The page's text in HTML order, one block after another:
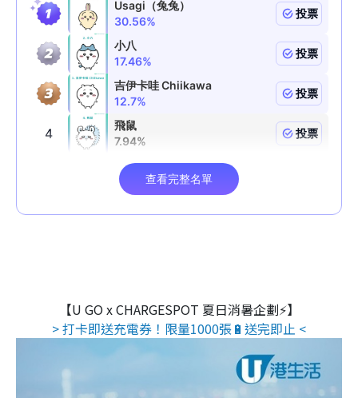
【U GO x CHARGESPOT 夏日消暑企劃⚡】
> 打卡即送充電券！限量1000張🔋送完即止 <